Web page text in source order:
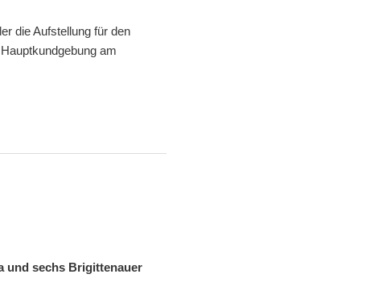
die Aufstellung für den
am
und sechs Brigittenauer